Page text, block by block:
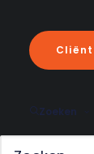
Zoeken
16